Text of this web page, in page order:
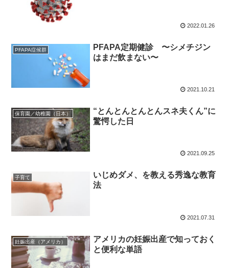
2022.01.26
PFAPA症候群
PFAPA定期健診 〜シメチジン
はまだ飲まない〜
2021.10.21
保育園／幼稚園（日本）
“とんとんとんとんスネ夫くん”に
驚愕した日
2021.09.25
子育て
いじめダメ、を教える秀逸な教育
法
2021.07.31
妊娠出産（アメリカ）
アメリカの妊娠出産で知っておく
と便利な単語